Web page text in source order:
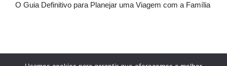
O Guia Definitivo para Planejar uma Viagem com a Família
Sobre Nós Fale conosco Política de Privacidade